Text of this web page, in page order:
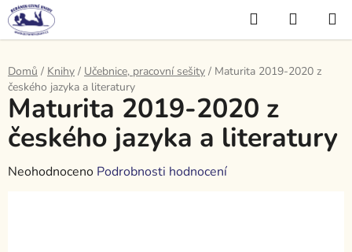
Přejít
na
obsah
Hledat
KOŠÍK
Domů / Knihy / Učebnice, pracovní sešity / Maturita 2019-2020 z
českého jazyka a literatury
Maturita 2019-2020 z
českého jazyka a literatury
Průměrné
Neohodnoceno Podrobnosti hodnocení